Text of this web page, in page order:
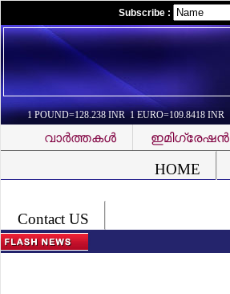
Subscribe :
1 POUND=128.238 INR 1 EURO=109.8418 INR
വാര്‍ത്തകള്‍
ഇമിഗ്രേഷന്‍
HOME
Contact US